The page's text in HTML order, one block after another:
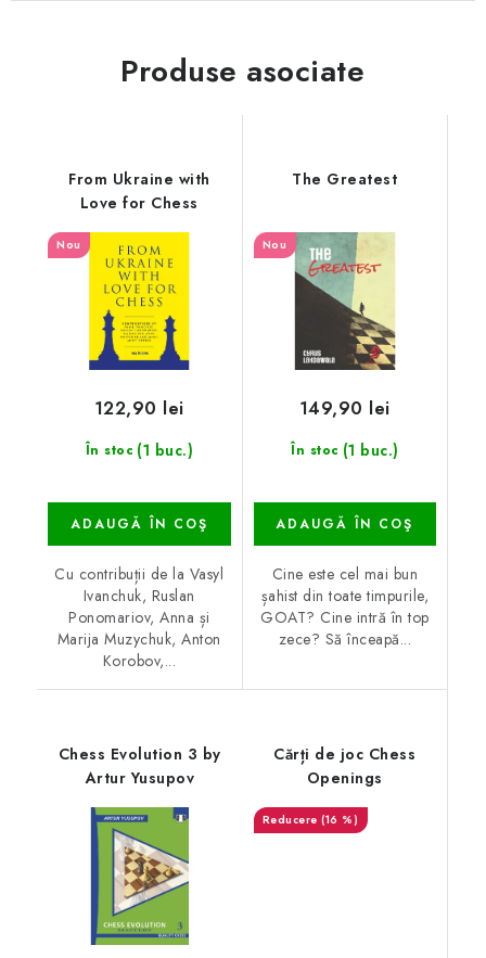
Produse asociate
From Ukraine with
Love for Chess
Nou
În stoc (1 buc.)
122,90 lei
ADAUGĂ ÎN COŞ
Cu contribuții de la Vasyl
Ivanchuk, Ruslan
Ponomariov, Anna și
Marija Muzychuk, Anton
Korobov,...
The Greatest
Nou
În stoc (1 buc.)
149,90 lei
ADAUGĂ ÎN COŞ
Cine este cel mai bun
șahist din toate timpurile,
GOAT? Cine intră în top
zece? Să înceapă...
Chess Evolution 3 by
Artur Yusupov
Cărți de joc Chess
Openings
(16 %)